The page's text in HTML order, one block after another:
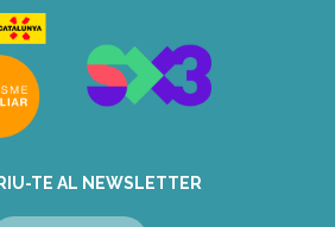
TE AL NEWSLETTER